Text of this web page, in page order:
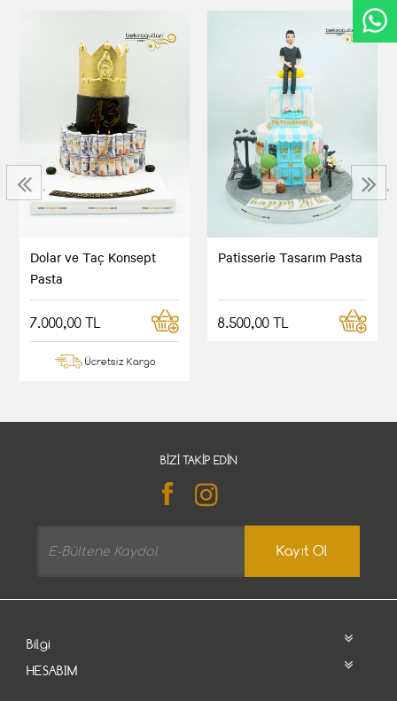
Dolar ve Taç Konsept
Pasta
7.000,00 TL
Ücretsiz Kargo
Patisserie Tasarım Pasta
8.500,00 TL
‹ ›
BIZI TAKIP EDIN
Kayıt Ol
Bilgi
HESABIM